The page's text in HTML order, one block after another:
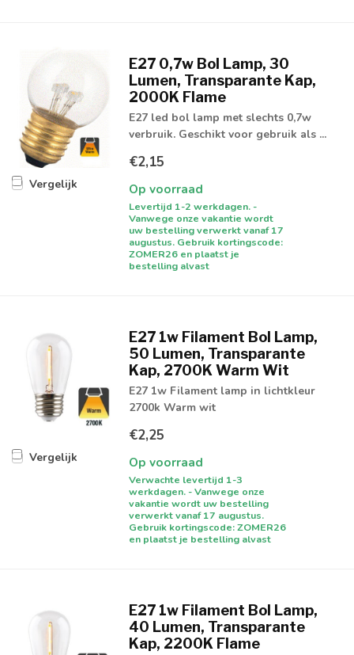
Vergelijk
E27 0,7w Bol Lamp, 30
Lumen, Transparante Kap,
2000K Flame
E27 led bol lamp met slechts 0,7w
verbruik. Geschikt voor gebruik als ...
€2,15
Op voorraad
Levertijd 1-2 werkdagen. -
Vanwege onze vakantie wordt
uw bestelling verwerkt vanaf 17
augustus. Gebruik kortingscode:
ZOMER26 en plaatst je
bestelling alvast
Vergelijk
E27 1w Filament Bol Lamp,
50 Lumen, Transparante
Kap, 2700K Warm Wit
E27 1w Filament lamp in lichtkleur
2700k Warm wit
€2,25
Op voorraad
Verwachte levertijd 1-3
werkdagen. - Vanwege onze
vakantie wordt uw bestelling
verwerkt vanaf 17 augustus.
Gebruik kortingscode: ZOMER26
en plaatst je bestelling alvast
E27 1w Filament Bol Lamp,
40 Lumen, Transparante
Kap, 2200K Flame